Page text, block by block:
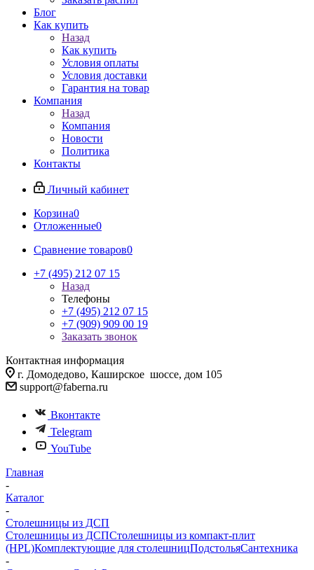
Блог
Как купить
Назад
Как купить
Условия оплаты
Условия доставки
Гарантия на товар
Компания
Назад
Компания
Новости
Политика
Контакты
Личный кабинет
Корзина0
Отложенные0
Сравнение товаров0
+7 (495) 212 07 15
Назад
Телефоны
+7 (495) 212 07 15
+7 (909) 909 00 19
Заказать звонок
Контактная информация
г. Домодедово, Каширское шоссе, дом 105
support@faberna.ru
Вконтакте
Telegram
YouTube
Главная
-
Каталог
-
Столешницы из ДСП
Столешницы из ДСПСтолешницы из компакт-плит
(HPL)Комплектующие для столешницПодстольяСантехника
-